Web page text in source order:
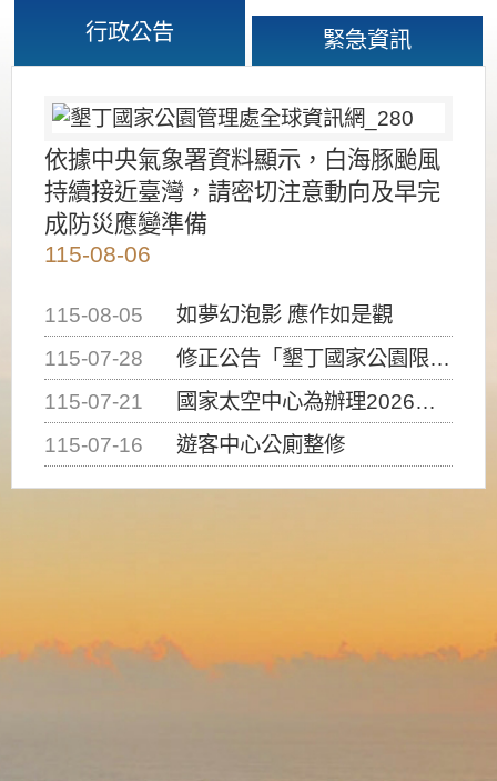
行政公告 緊急資訊
依據中央氣象署資料顯示，白海豚颱風
持續接近臺灣，請密切注意動向及早完
成防災應變準備
115-08-06
115-08-05
如夢幻泡影 應作如是觀
115-07-28
修正公告「墾丁國家公園限制水域遊憩活動之種類、範圍、時間及行為」，自即日生效。
115-07-21
國家太空中心為辦理2026台灣盃火箭競賽，陸、海、空域警戒及協調相關事宜，因颱風備案事宜
115-07-16
遊客中心公廁整修